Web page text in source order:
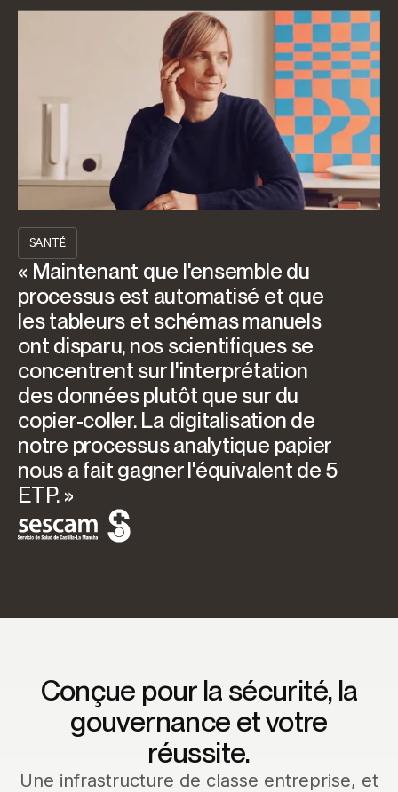
SANTÉ
« Maintenant que l'ensemble du
processus est automatisé et que
les tableurs et schémas manuels
ont disparu, nos scientifiques se
concentrent sur l'interprétation
des données plutôt que sur du
copier-coller. La digitalisation de
notre processus analytique papier
nous a fait gagner l'équivalent de 5
ETP. »
Conçue pour la sécurité, la
gouvernance et votre
réussite.
Une infrastructure de classe entreprise, et